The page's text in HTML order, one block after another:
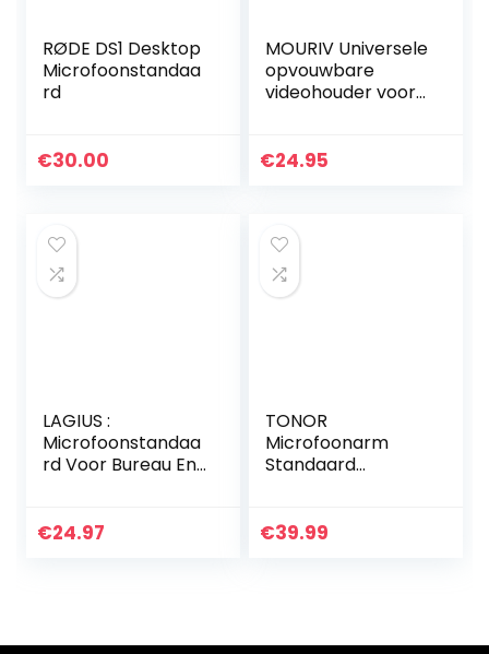
RØDE DS1 Desktop
Microfoonstandaa
rd
€30.00
MOURIV Universele
opvouwbare
videohouder voor
Stabilizer Grip
houders voor
videomaker
filmmaker
€24.95
LAGIUS :
Microfoonstandaa
rd Voor Bureau En
Verstelbaar, Van
€24.97
TONOR
Microfoonarm
Standaard
3/8“ tot 5/8”
Geschikt voor de
€39.99